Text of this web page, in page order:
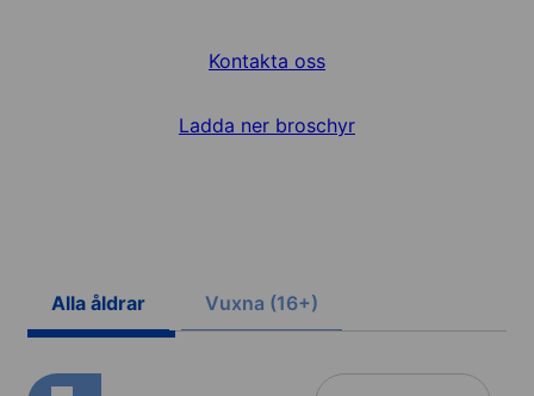
Kontakta oss
Ladda ner broschyr
Alla åldrar Vuxna (16+)